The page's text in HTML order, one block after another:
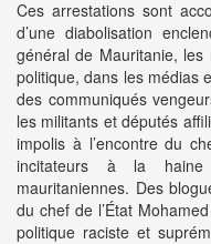
Ces arrestations sont
d’une diabolisation
général de Mauritanie,
politique, dans les médias
des communiqués
les militants et députés
impolis à l’encontre du
incitateurs à la haine
mauritaniennes. Des
du chef de l’État
politique raciste et